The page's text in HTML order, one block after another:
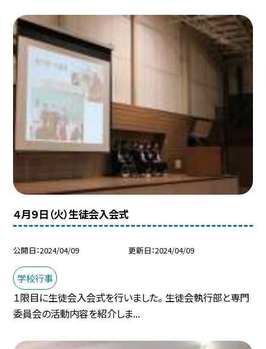
４月９日（火）生徒会入会式
公開日 2024/04/09 更新日 2024/04/09
学校行事
１限目に生徒会入会式を行いました。 生徒会執行部と専門
委員会の活動内容を紹介しま...